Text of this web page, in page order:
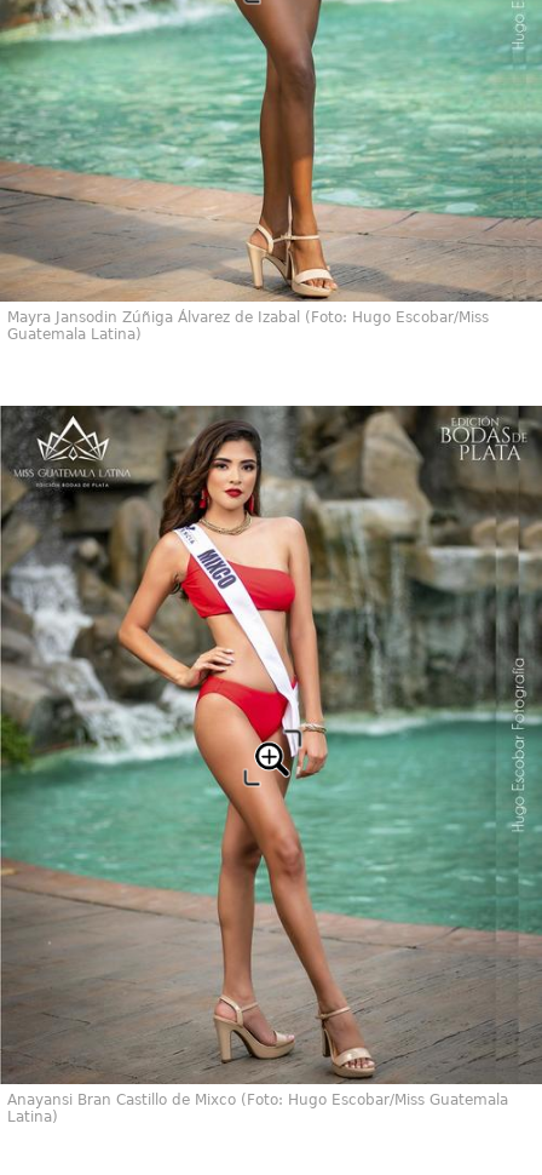
Mayra Jansodin Zúñiga Álvarez de Izabal (Foto: Hugo Escobar/Miss
Guatemala Latina)
Anayansi Bran Castillo de Mixco (Foto: Hugo Escobar/Miss Guatemala
Latina)